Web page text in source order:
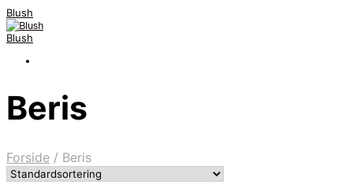
Blush
Blush
Beris
Forside / Beris